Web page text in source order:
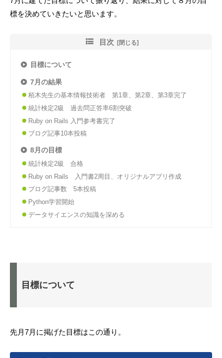
標を決めていきたいと思います。
目次
目標について
7月の結果
栢木先生の基本情報技術者 第1章、第2章、第3章完了
統計検定2級 過去問正答率6割突破
Ruby on Rails 入門参考書完了
ブログ記事10本投稿
8月の目標
統計検定2級 合格
Ruby on Rails 入門書2周目、オリジナルアプリ作成
ブログ記事数 5本投稿
Python学習開始
データサイエンスの知識を深める
目標について
先月7月に掲げた目標はこの通り。